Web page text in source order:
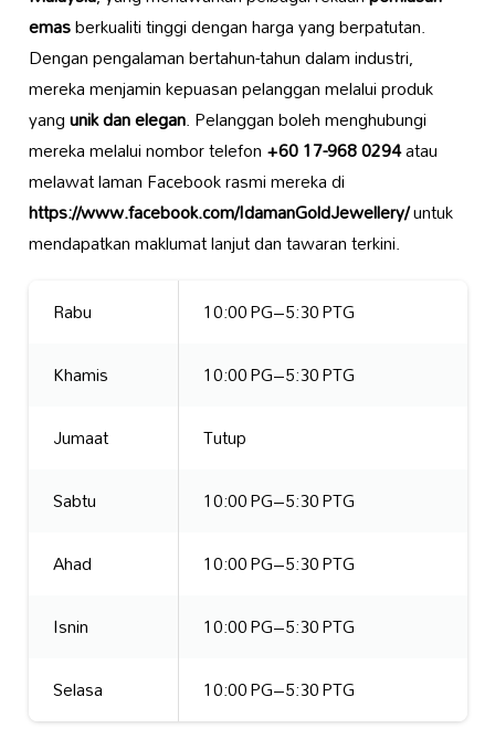
emasberkualiti tinggi dengan harga yang berpatutan.
Dengan pengalaman bertahun-tahun dalam industri,
mereka menjamin kepuasan pelanggan melalui produk
yangunik dan elegan. Pelanggan boleh menghubungi
mereka melalui nombor telefon+60 17-968 0294atau
melawat laman Facebook rasmi mereka di
https://www.facebook.com/IdamanGoldJewellery/untuk
mendapatkan maklumat lanjut dan tawaran terkini.
Rabu
10:00 PG–5:30 PTG
Khamis
10:00 PG–5:30 PTG
Jumaat
Tutup
Sabtu
10:00 PG–5:30 PTG
Ahad
10:00 PG–5:30 PTG
Isnin
10:00 PG–5:30 PTG
Selasa
10:00 PG–5:30 PTG